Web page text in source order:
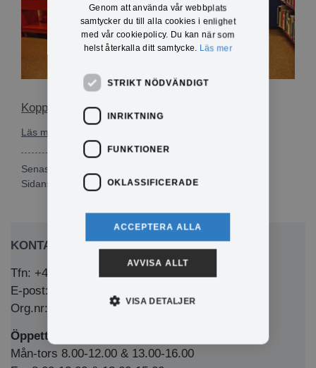
Koppoms bibliotek
Läs mer om Koppoms bibliotek
Senast publicerad: 2026-04-01
Sidansvarig:
Lena Olsson
KONTAKTA OSS
Tfn: +46 (0)571-281 00
E-post: kommun@eda.se
Org.nr: 212000-1769
Öppettider Medborgarkontor/växel
Mån-tors 8.00-12.00 & 13.00-16.00
Genom att använda vår webbplats
samtycker du till alla cookies i enlighet
med vår cookiepolicy. Du kan när som
helst återkalla ditt samtycke. Läs mer
STRIKT NÖDVÄNDIGT
INRIKTNING
FUNKTIONER
OKLASSIFICERADE
ACCEPTERA ALLA
AVVISA ALLT
VISA DETALJER